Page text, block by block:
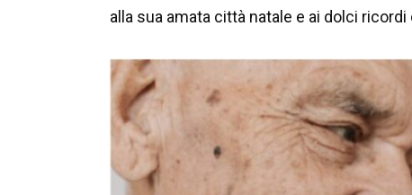
alla sua amata città natale e ai dolci ricordi